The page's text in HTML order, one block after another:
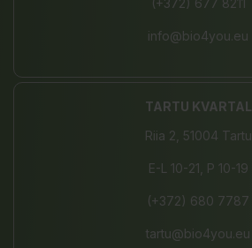
info@bio4you.eu
TARTU KVARTAL
Riia 2, 51004 Tartu
E-L 10-21, P 10-19
(+372) 680 7787
tartu@bio4you.eu